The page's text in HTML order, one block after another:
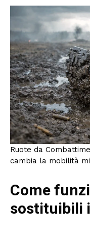
Ruote da
cambia la mobilità
Come
sostituibili